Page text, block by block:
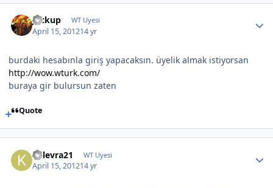
Jackup WT Uyesi
April 15, 201214 yr
burdaki hesabınla giriş yapacaksın. üyelik almak istiyorsan
http://wow.wturk.com/
buraya gir bulursun zaten
Quote
kalevra21 WT Uyesi
April 15, 201214 yr